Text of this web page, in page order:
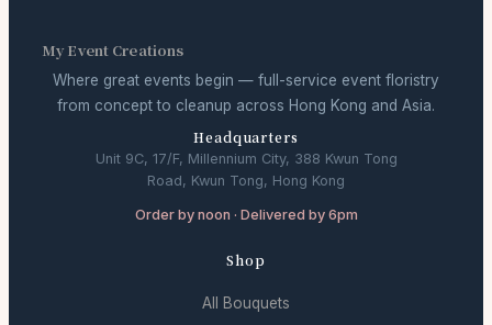
My Event Creations
Where great events begin — full-service event floristry
from concept to cleanup across Hong Kong and Asia.
Headquarters
Unit 9C, 17/F, Millennium City, 388 Kwun Tong
Road, Kwun Tong, Hong Kong
Order by noon · Delivered by 6pm
Shop
All Bouquets